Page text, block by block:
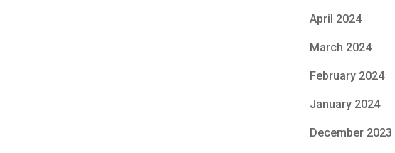
April 2024
March 2024
February 2024
January 2024
December 2023